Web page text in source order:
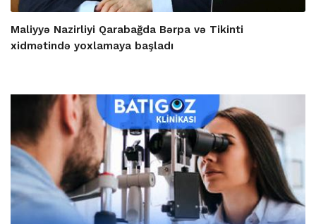
Maliyyə Nazirliyi Qarabağda Bərpa və Tikinti
xidmətində yoxlamaya başladı